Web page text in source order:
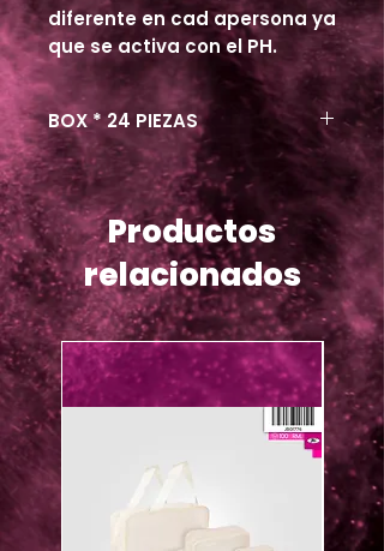
diferente en cad apersona ya
que se activa con el PH.
BOX * 24 PIEZAS
Productos
relacionados